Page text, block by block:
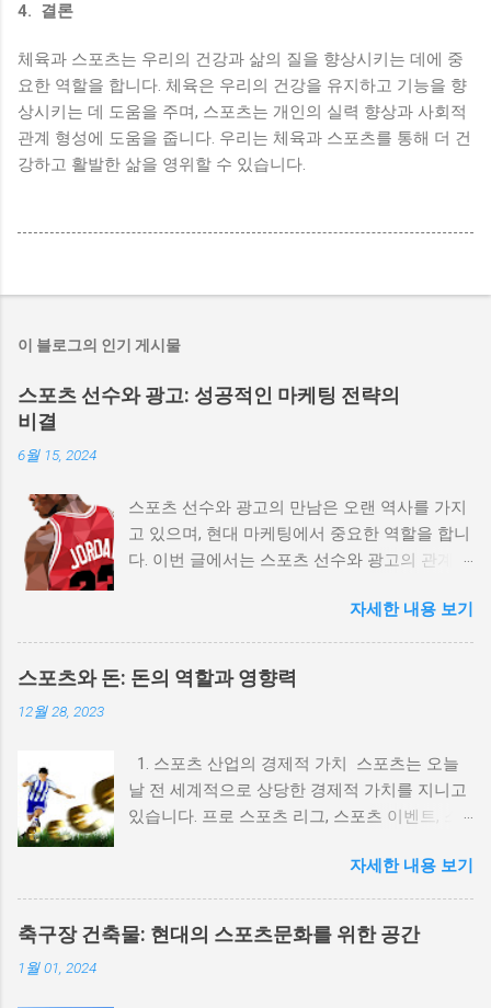
4. 결론
체육과 스포츠는 우리의 건강과 삶의 질을 향상시키는 데에 중
요한 역할을 합니다. 체육은 우리의 건강을 유지하고 기능을 향
상시키는 데 도움을 주며, 스포츠는 개인의 실력 향상과 사회적
관계 형성에 도움을 줍니다. 우리는 체육과 스포츠를 통해 더 건
강하고 활발한 삶을 영위할 수 있습니다.
이 블로그의 인기 게시물
스포츠 선수와 광고: 성공적인 마케팅 전략의
비결
6월 15, 2024
스포츠 선수와 광고의 만남은 오랜 역사를 가지
고 있으며, 현대 마케팅에서 중요한 역할을 합니
다. 이번 글에서는 스포츠 선수와 광고의 관계,
통해 이 주제를 깊이 탐구해 보겠습니다. 스포
츠스타와 광고: 영향력과 성공 사례
(spots11.com) 1. 스포츠 선수와 광고의 역사적
배경 스포츠 선수와 광고의 관계는 20세기 초반
식이었지만, 시간이 지나면서 점점 더 복잡한 마
케팅 전략으로 발전해 왔습니다. 예를 들어, 베
이브 루스는 1920년대에 담배 광고 모델로 활동
선수는 그들의 인지도와 신뢰성을 통해 제품의
가치를 높이는 역할을 해왔습니다. 2. 스포츠 선
수와 광고의 상호 이익 스포츠 선수와 광고의 관
자세한 내용 보기
스포츠와 돈: 돈의 역할과 영향력
12월 28, 2023
1. 스포츠 산업의 경제적 가치 스포츠는 오늘
날 전 세계적으로 상당한 경제적 가치를 지니고
있습니다. 프로 스포츠 리그, 스포츠 이벤트, 스
전에 기여하고 있습니다. 이를 통해 많은 일자리
가 창출되고, 도시의 발전과 경제적 번영을 이루
어내고 있습니다. 2. 돈의 영향으로 인한 도덕적
문제 스포츠와 돈의 관계는 도덕적 문제를 야기
자세한 내용 보기
축구장 건축물: 현대의 스포츠문화를 위한 공간
1월 01, 2024